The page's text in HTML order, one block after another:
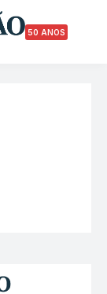
50 ANOS